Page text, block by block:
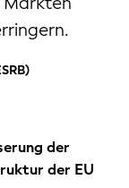
der
der EU